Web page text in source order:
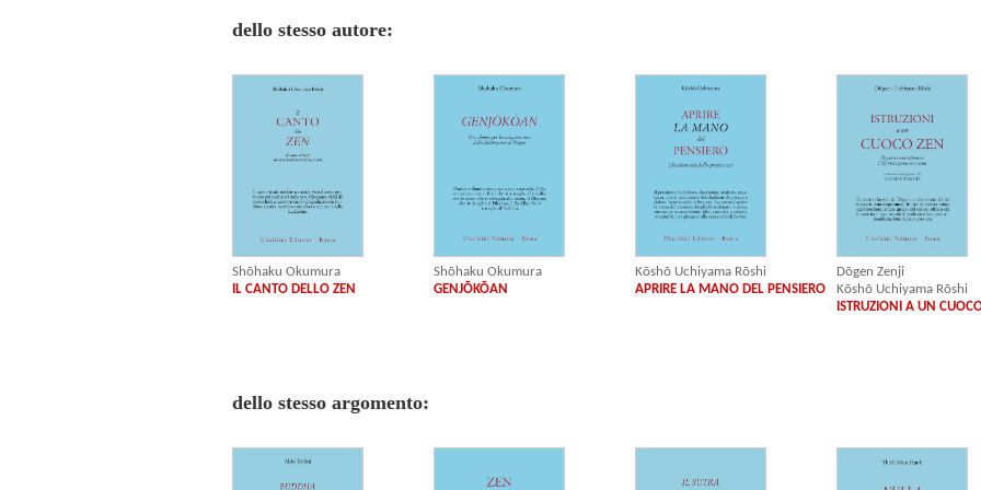
dello stesso autore:
Shōhaku Okumura
IL CANTO DELLO ZEN
Shōhaku Okumura
GENJŌKŌAN
Kōshō Uchiyama Rōshi
APRIRE LA MANO DEL PENSIERO
Dōgen Zenji
Kōshō Uchiyama Rōshi
ISTRUZIONI A UN
dello stesso argomento: